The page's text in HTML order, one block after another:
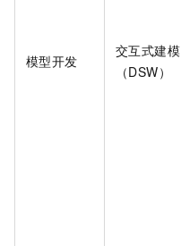
模型开发
交互式建模
（DSW）